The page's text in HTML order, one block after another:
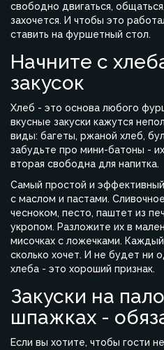
свободно двигаться,
захочется. И чтобы это
ставить на фуршетный стол.
Начните с
закусок
Хлеб - это основа любого
вкусные закуски кажутся
виды: багеты, ржаной хлеб,
забудьте про мини-батоны -
вторая свободна для напитка.
Самый простой и
с маслом и пастами.
чесноком, песто, паштет из
укропом. Разложите их в
мисочках с ложечками.
сколько хочет. И не будет ни
хлеба - это хороший признак.
Закуски на
шпажках -
Если вы хотите, чтобы гости